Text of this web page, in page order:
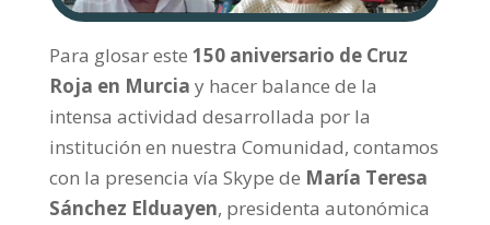
Para glosar este 150 aniversario de Cruz
Roja en Murcia y hacer balance de la
intensa actividad desarrollada por la
institución en nuestra Comunidad, contamos
con la presencia vía Skype de María Teresa
Sánchez Elduayen, presidenta autonómica